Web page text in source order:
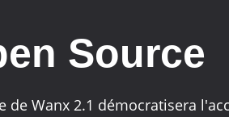
Source
de Wanx 2.1 démocratisera